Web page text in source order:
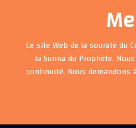
Le site Web de la sourate du
la Sunna du Prophète.
continuité. Nous